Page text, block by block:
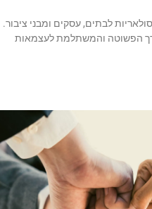
לבתים, עסקים ומבני ציבור.
הפשוטה והמשתלמת לעצמאות